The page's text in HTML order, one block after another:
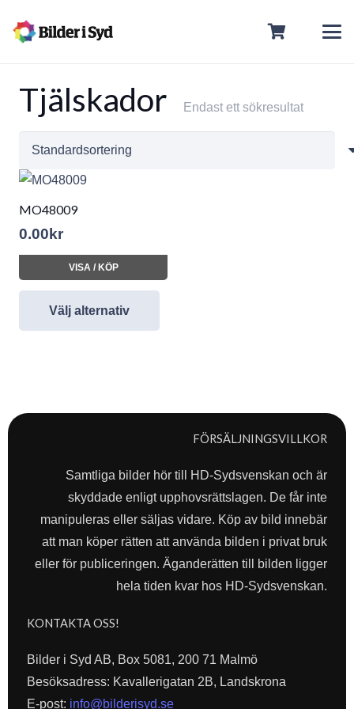
Tjälskador Endast ett sökresultat
MO48009
0.00 kr
VISA / KÖP
Välj alternativ
FÖRSÄLJNINGSVILLKOR
Samtliga bilder hör till HD-Sydsvenskan och är
skyddade enligt upphovsrättslagen. De får inte
manipuleras eller säljas vidare. Köp av bild innebär
att man köper rätten att använda bilden i privat bruk
eller för publiceringen. Äganderätten till bilden ligger
hela tiden kvar hos HD-Sydsvenskan.
KONTAKTA OSS!
Bilder i Syd AB, Box 5081, 200 71 Malmö
Besöksadress: Kavallerigatan 2B, Landskrona
E-post: info@bilderisyd.se